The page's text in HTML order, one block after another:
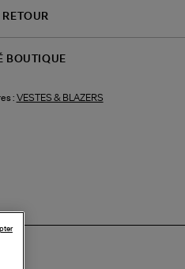
BOUTIQUE
: VESTES & BLAZERS